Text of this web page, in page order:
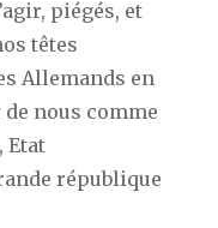
piégés, et
têtes
Allemands en
nous comme
Etat
république